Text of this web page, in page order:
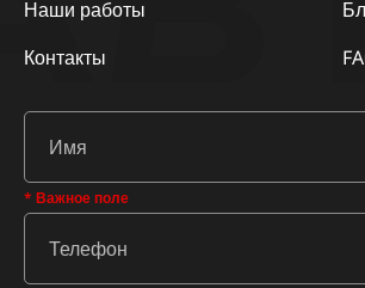
Наши работы
Контакты
* Важное поле